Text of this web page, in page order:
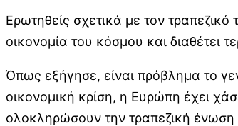
Ερωτηθείς σχετικά με τον
οικονομία του κόσμου και διαθέτει
Όπως εξήγησε, είναι πρόβλημα το
οικονομική κρίση, η Ευρώπη έχει
ολοκληρώσουν την τραπεζική